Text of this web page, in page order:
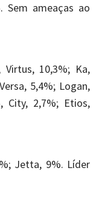
Sem ameaças ao
Virtus, 10,3%; Ka,
5,4%; Logan,
City, 2,7%; Etios,
Jetta, 9%. Líder